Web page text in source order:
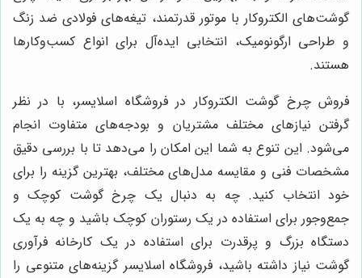
گوشت‌های الکتروکار با موتور قدرتمند، تیغه‌های فولادی ضد زنگ
و طراحی ارگونومیک، انتخابی ایده‌آل برای انواع کسب‌وکارها
هستند.
فروش چرخ گوشت الکتروکار در فروشگاه اسلایسر، با در نظر
گرفتن نیازهای مختلف مشتریان و بودجه‌های متفاوت انجام
می‌شود. این تنوع به شما این امکان را می‌دهد تا با بررسی دقیق
مشخصات فنی و مقایسه مدل‌های مختلف، بهترین گزینه را برای
خود انتخاب کنید. چه به دنبال یک چرخ گوشت کوچک و
جمع‌وجور برای استفاده در یک رستوران کوچک باشید و چه به یک
دستگاه بزرگ و پرقدرت برای استفاده در یک کارخانه فرآوری
گوشت نیاز داشته باشید، فروشگاه اسلایسر گزینه‌های متنوعی را